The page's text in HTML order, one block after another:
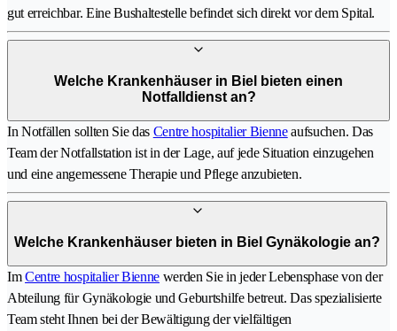
gut erreichbar. Eine Bushaltestelle befindet sich direkt vor dem Spital.
Welche Krankenhäuser in Biel bieten einen
Notfalldienst an?
In Notfällen sollten Sie das Centre hospitalier Bienneaufsuchen. Das
Team der Notfallstation ist in der Lage, auf jede Situation einzugehen
und eine angemessene Therapie und Pflege anzubieten.
Welche Krankenhäuser bieten in Biel Gynäkologie an?
ImCentre hospitalier Bienne werden Sie in jeder Lebensphase von der
Abteilung für Gynäkologie und Geburtshilfe betreut. Das spezialisierte
Team steht Ihnen bei der Bewältigung der vielfältigen